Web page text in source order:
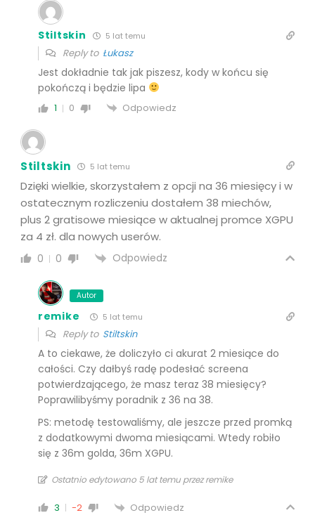
Stiltskin 5 lat temu
Reply to Łukasz
Jest dokładnie tak jak piszesz, kody w końcu się
pokończą i będzie lipa
1 0 Odpowiedz
Stiltskin 5 lat temu
Dzięki wielkie, skorzystałem z opcji na 36 miesięcy i w
ostatecznym rozliczeniu dostałem 38 miechów,
plus 2 gratisowe miesiące w aktualnej promce XGPU
za 4 zł. dla nowych userów.
0 0 Odpowiedz
Autor
remike 5 lat temu
Reply to Stiltskin
A to ciekawe, że doliczyło ci akurat 2 miesiące do
całości. Czy dałbyś radę podesłać screena
potwierdzającego, że masz teraz 38 miesięcy?
Poprawilibyśmy poradnik z 36 na 38.
PS: metodę testowaliśmy, ale jeszcze przed promką
z dodatkowymi dwoma miesiącami. Wtedy robiło
się z 36m golda, 36m XGPU.
Ostatnio edytowano 5 lat temu przez remike
3 -2 Odpowiedz